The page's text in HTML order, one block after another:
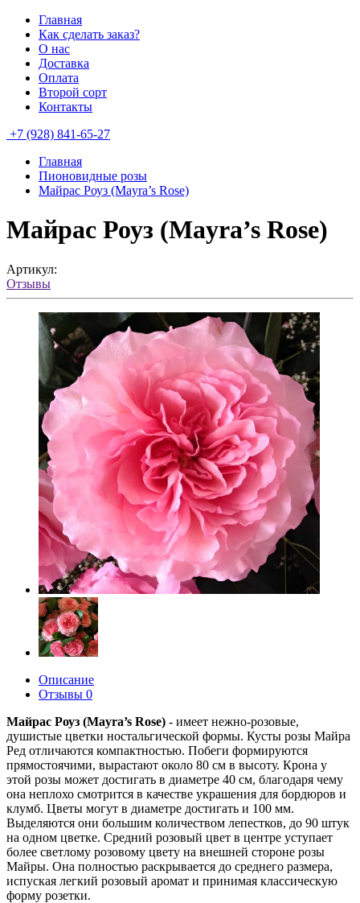
Главная
Как сделать заказ?
О нас
Доставка
Оплата
Второй сорт
Контакты
+7 (928) 841-65-27
Главная
Пионовидные розы
Майрас Роуз (Mayra’s Rose)
Майрас Роуз (Mayra’s Rose)
Артикул:
Отзывы
Описание
Отзывы 0
Майрас Роуз (Mayra’s Rose) - имеет нежно-розовые,
душистые цветки ностальгической формы. Кусты розы Майра
Ред отличаются компактностью. Побеги формируются
прямостоячими, вырастают около 80 см в высоту. Крона у
этой розы может достигать в диаметре 40 см, благодаря чему
она неплохо смотрится в качестве украшения для бордюров и
клумб. Цветы могут в диаметре достигать и 100 мм.
Выделяются они большим количеством лепестков, до 90 штук
на одном цветке. Средний розовый цвет в центре уступает
более светлому розовому цвету на внешней стороне розы
Майры. Она полностью раскрывается до среднего размера,
испуская легкий розовый аромат и принимая классическую
форму розетки.